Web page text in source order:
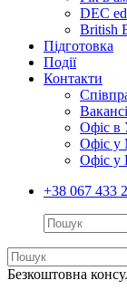
DEC
British
Підготовка
Події
Контакти
Офіс в
Офіс у
Офіс у
+38 067 433
Безкоштовна